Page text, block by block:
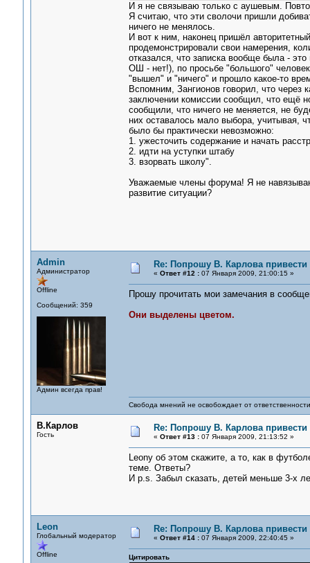
И я не связываю только с аушевым.
Я считаю, что эти сволочи пришли
ничего не менялось.
И вот к ним, наконец пришёл
продемонстрировали свои намерения,
отказался, что записка вообще была -
ОШ - нет!), по просьбе "большого"
"вышел" и "ничего" и прошло какое-то
Вспомним, Зангионов говорил, что
заключении комиссии сообщил, что ещё
сообщили, что ничего не меняется, не
них оставалось мало выбора, учитывая,
было бы практически невозможно:
1. ужесточить содержание и начать
2. идти на уступки штабу
3. взорвать школу".
Уважаемые члены форума! Я не
развитие ситуации?
Admin
Администратор
Offline
Сообщений: 359
Админ всегда прав!
Re: Попрошу В. Карлова привести
« Ответ #12 :07 Января 2009, 21:00:15 »
Прошу прочитать мои замечания в
Они выделены цветом.
Свобода мнений не освобождает от
В.Карлов
Гость
Re: Попрошу В. Карлова привести
« Ответ #13 :07 Января 2009, 21:13:52 »
Leonу об этом скажите, а то, как в
теме. Ответы?
И p.s. Забыл сказать, детей меньше 3-х
Leon
Глобальный модератор
Offline
Re: Попрошу В. Карлова привести
« Ответ #14 :07 Января 2009, 22:40:45 »
Цитировать